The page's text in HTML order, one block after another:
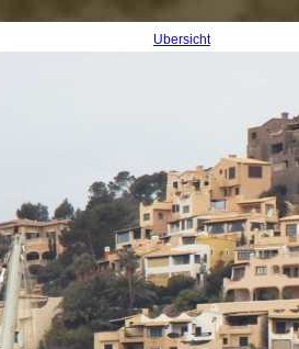
Übersicht